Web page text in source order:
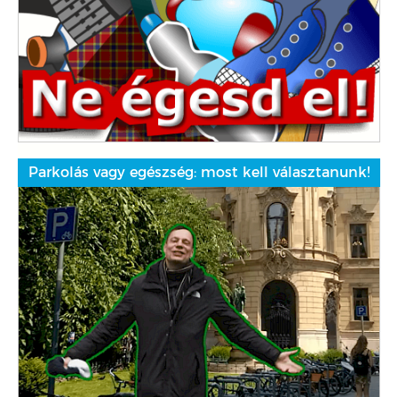
Parkolás vagy egészség: most kell választanunk!